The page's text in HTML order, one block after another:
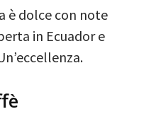
è dolce con note
in Ecuador e